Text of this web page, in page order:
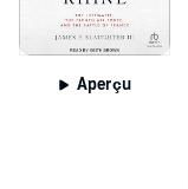
Aperçu